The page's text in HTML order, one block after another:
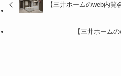
【三井ホームのweb内覧
【三井ホーム